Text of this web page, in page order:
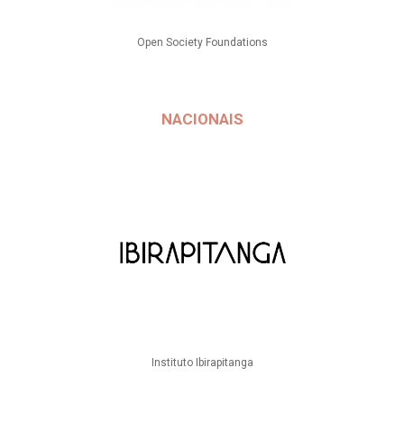
Open Society Foundations
NACIONAIS
Instituto Ibirapitanga